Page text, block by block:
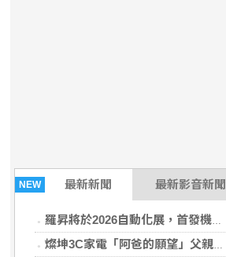
NEW 最新新聞 最新影音新聞
羅昇將於2026自動化展，首發機器人關節模組 布局機器人與精密傳動市場
燦坤3C家電「阿爸的願望」父親節檔期登場 全館5折起